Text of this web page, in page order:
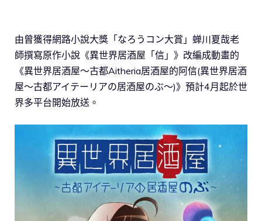
由曾獲得網路小說大獎「なろうコン大賞」蝉川夏哉老
師撰寫原作小說《異世界居酒屋「信」》改編成動畫的
《異世界居酒屋～古都Aitheria居酒屋的阿信(異世界居酒
屋～古都アイテーリアの居酒屋のぶ～)》預計4月起於世
界多平台開始放送。